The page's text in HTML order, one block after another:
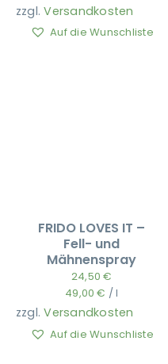
zzgl.Versandkosten
Auf die Wunschliste
FRIDO LOVES IT –
Fell- und
Mähnenspray
24,50€
49,00€ /l
zzgl.Versandkosten
Auf die Wunschliste